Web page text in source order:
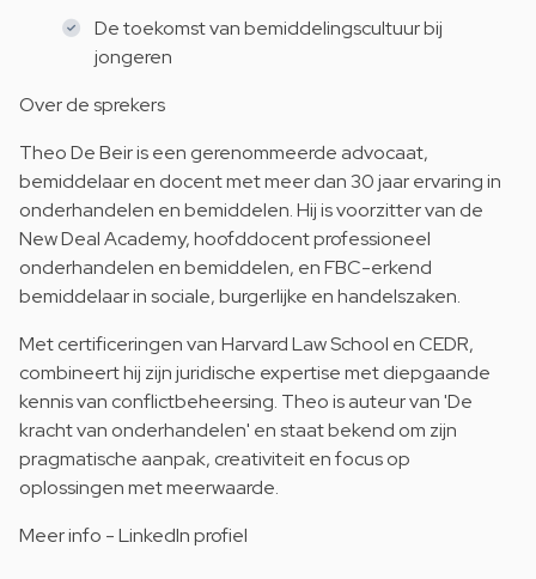
De toekomst van bemiddelingscultuur bij
jongeren
Over de sprekers
Theo De Beir is een gerenommeerde advocaat,
bemiddelaar en docent met meer dan 30 jaar ervaring in
onderhandelen en bemiddelen. Hij is voorzitter van de
New Deal Academy, hoofddocent professioneel
onderhandelen en bemiddelen, en FBC-erkend
bemiddelaar in sociale, burgerlijke en handelszaken.
Met certificeringen van Harvard Law School en CEDR,
combineert hij zijn juridische expertise met diepgaande
kennis van conflictbeheersing. Theo is auteur van 'De
kracht van onderhandelen' en staat bekend om zijn
pragmatische aanpak, creativiteit en focus op
oplossingen met meerwaarde.
Meer info - LinkedIn profiel